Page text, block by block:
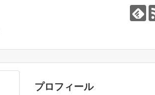
プロフィール